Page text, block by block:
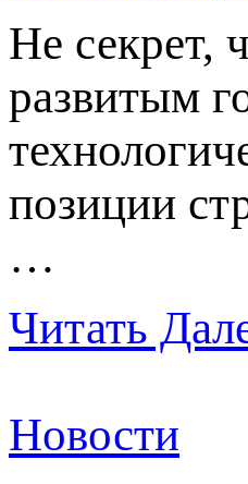
Не секрет,
развитым
позиции
…
Читать
Новости